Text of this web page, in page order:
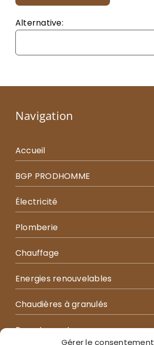
Gérer le consentement
Alternative:
Navigation
Accueil
BGP PRODHOMME
Électricité
Plomberie
Chauffage
Energies renouvelables
Chaudières à granulés
Recrutement